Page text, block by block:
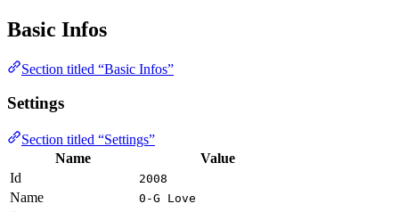
Basic Infos
Section titled “Basic Infos”
Settings
Section titled “Settings”
Name
Value
Id
2008
Name 0-G Love